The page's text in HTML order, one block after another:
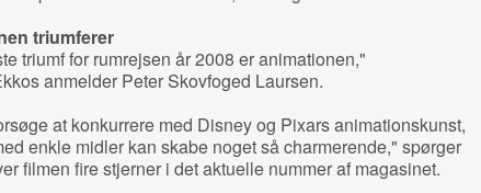
triumferer
triumf for rumrejsen år 2008 er animationen,"
anmelder Peter Skovfoged Laursen.
at konkurrere med Disney og Pixars animationskunst,
enkle midler kan skabe noget så charmerende," spørger
filmen fire stjerner i det aktuelle nummer af magasinet.